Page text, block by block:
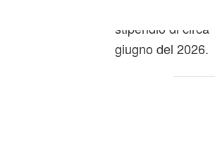
stipendio di circa
giugno del 2026.